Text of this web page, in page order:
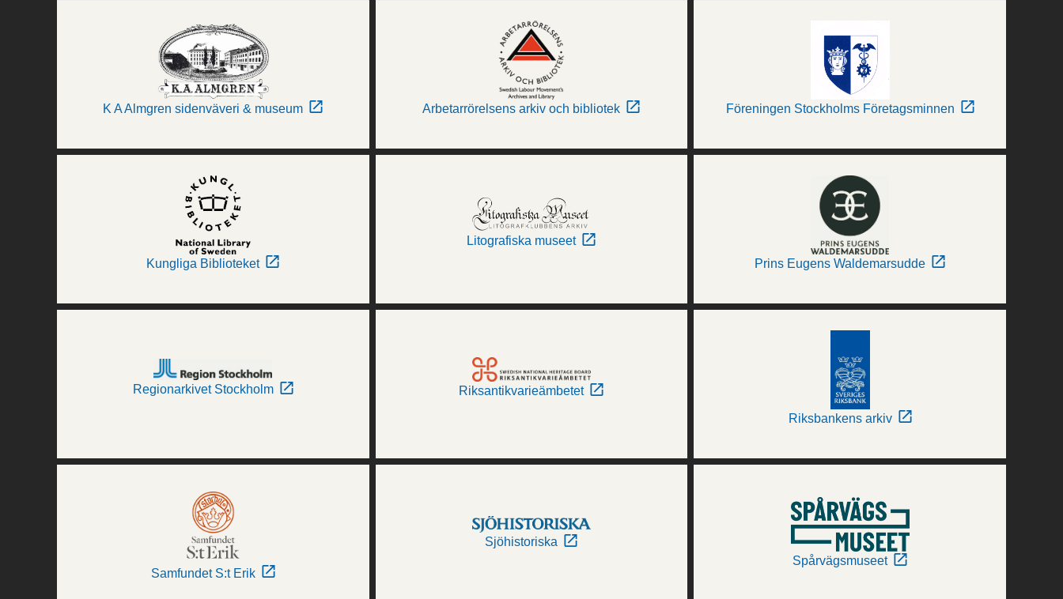
K A Almgren sidenväveri & museum Arbetarrörelsens arkiv och bibliotek Föreningen Stockholms Företagsminnen
Kungliga Biblioteket
Litografiska museet
Prins Eugens Waldemarsudde
Regionarkivet Stockholm Riksantikvarieämbetet
Riksbankens arkiv
Samfundet S:t Erik
Sjöhistoriska
Spårvägsmuseet